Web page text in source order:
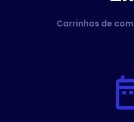
Carrinhos de